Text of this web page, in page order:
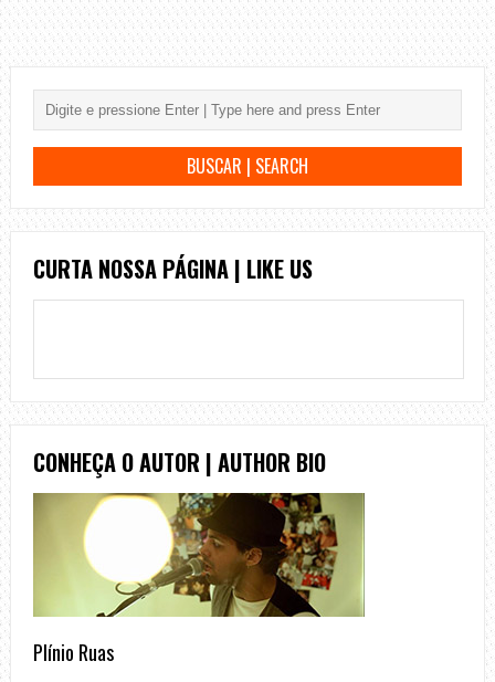
CURTA NOSSA PÁGINA | LIKE US
CONHEÇA O AUTOR | AUTHOR BIO
Plínio Ruas